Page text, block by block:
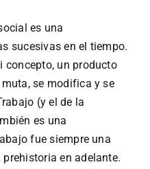
es una
sucesivas en el tiempo.
concepto, un producto
se modifica y se
(y el de la
es una
fue siempre una
en adelante.